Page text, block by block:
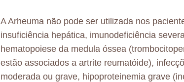
A Arheuma não pode ser utilizada nos
insuficiência hepática, imunodeficiência
hematopoiese da medula óssea
estão associados a artrite reumatóide),
moderada ou grave, hipoproteinemia grave